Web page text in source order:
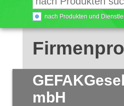
nach Produkten und
mbH